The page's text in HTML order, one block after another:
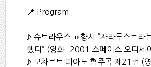
📍 Program
♪ 슈트라우스 교향시 “자라투스트라
했다” (영화 「2001 스페이스 오디세이
♪ 모차르트 피아노 협주곡 제21번 (영